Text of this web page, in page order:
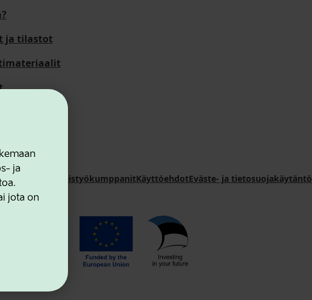
ja
jota on
ja tilastot
YhteistyökumppanitKäyttöehdotEväste- ja tietosuojakäytäntö